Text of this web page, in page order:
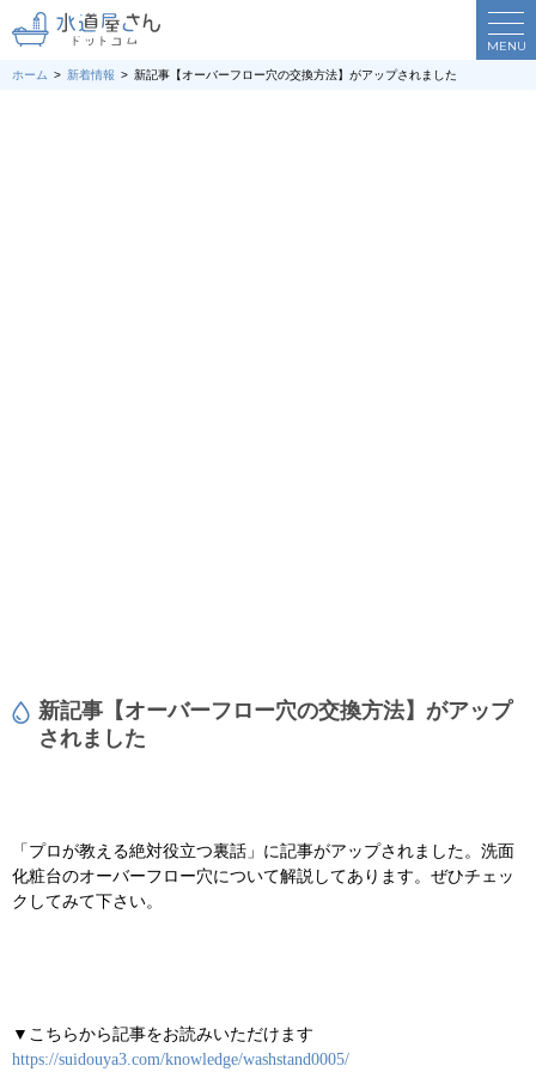
MENU
ホーム 新着情報 新記事【オーバーフロー穴の交換方法】がアップされました
新記事【オーバーフロー穴の交換方法】がアップ
されました
「プロが教える絶対役立つ裏話」に記事がアップされました。 洗面
化粧台のオーバーフロー穴について解説してあります。ぜひチェッ
クしてみて下さい。
▼こちらから記事をお読みいただけます
https://suidouya3.com/knowledge/washstand0005/